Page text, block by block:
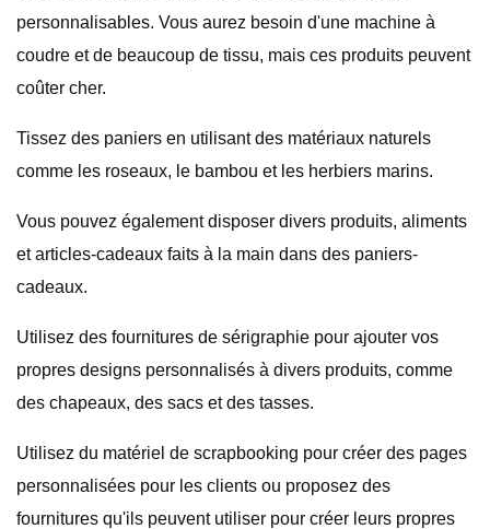
personnalisables. Vous aurez besoin d'une machine à
coudre et de beaucoup de tissu, mais ces produits peuvent
coûter cher.
Tissez des paniers en utilisant des matériaux naturels
comme les roseaux, le bambou et les herbiers marins.
Vous pouvez également disposer divers produits, aliments
et articles-cadeaux faits à la main dans des paniers-
cadeaux.
Utilisez des fournitures de sérigraphie pour ajouter vos
propres designs personnalisés à divers produits, comme
des chapeaux, des sacs et des tasses.
Utilisez du matériel de scrapbooking pour créer des pages
personnalisées pour les clients ou proposez des
fournitures qu'ils peuvent utiliser pour créer leurs propres